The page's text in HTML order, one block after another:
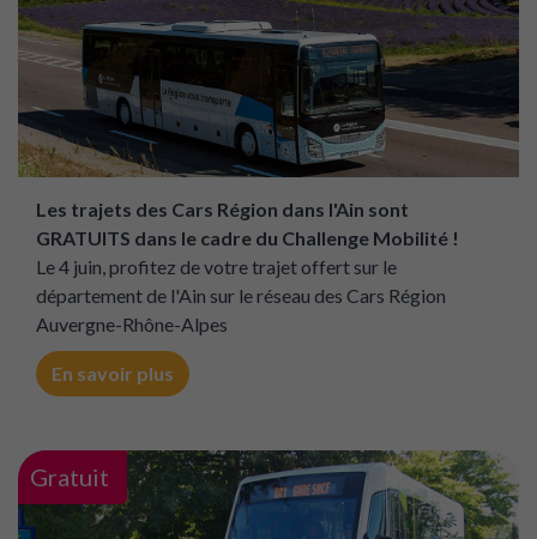
Les trajets des Cars Région dans l'Ain sont
GRATUITS dans le cadre du Challenge Mobilité !
Le 4 juin, profitez de votre trajet offert sur le
département de l'Ain sur le réseau des Cars Région
Auvergne-Rhône-Alpes
En savoir plus
Gratuit